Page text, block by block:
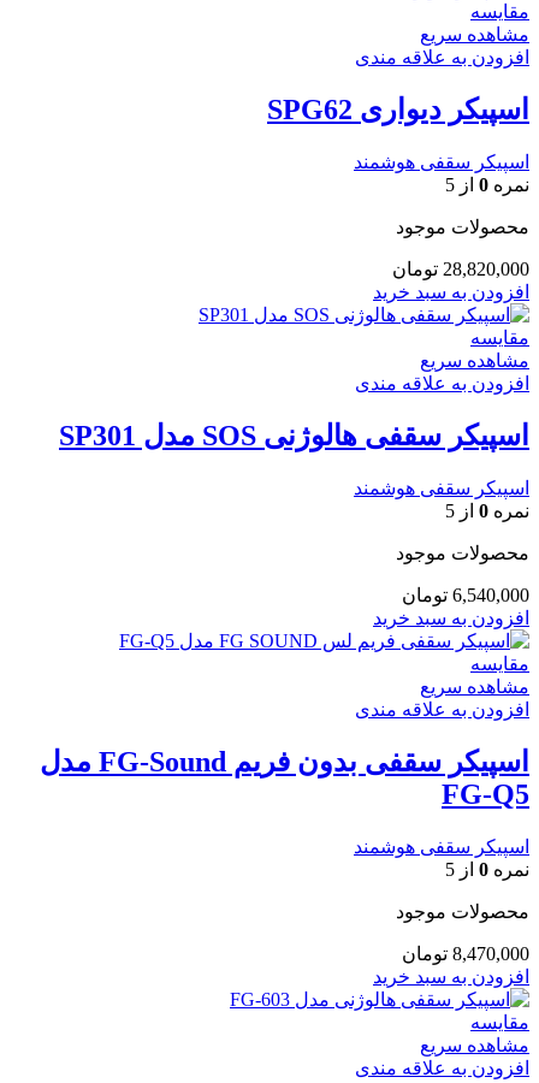
مقایسه
مشاهده سریع
افزودن به علاقه مندی
اسپیکر دیواری SPG62
اسپیکر سقفی هوشمند
نمره 0 از 5
محصولات موجود
28,820,000 تومان
افزودن به سبد خرید
مقایسه
مشاهده سریع
افزودن به علاقه مندی
اسپیکر سقفی هالوژنی SOS مدل SP301
اسپیکر سقفی هوشمند
نمره 0 از 5
محصولات موجود
6,540,000 تومان
افزودن به سبد خرید
مقایسه
مشاهده سریع
افزودن به علاقه مندی
اسپیکر سقفی بدون فریم FG-Sound مدل
FG-Q5
اسپیکر سقفی هوشمند
نمره 0 از 5
محصولات موجود
8,470,000 تومان
افزودن به سبد خرید
مقایسه
مشاهده سریع
افزودن به علاقه مندی